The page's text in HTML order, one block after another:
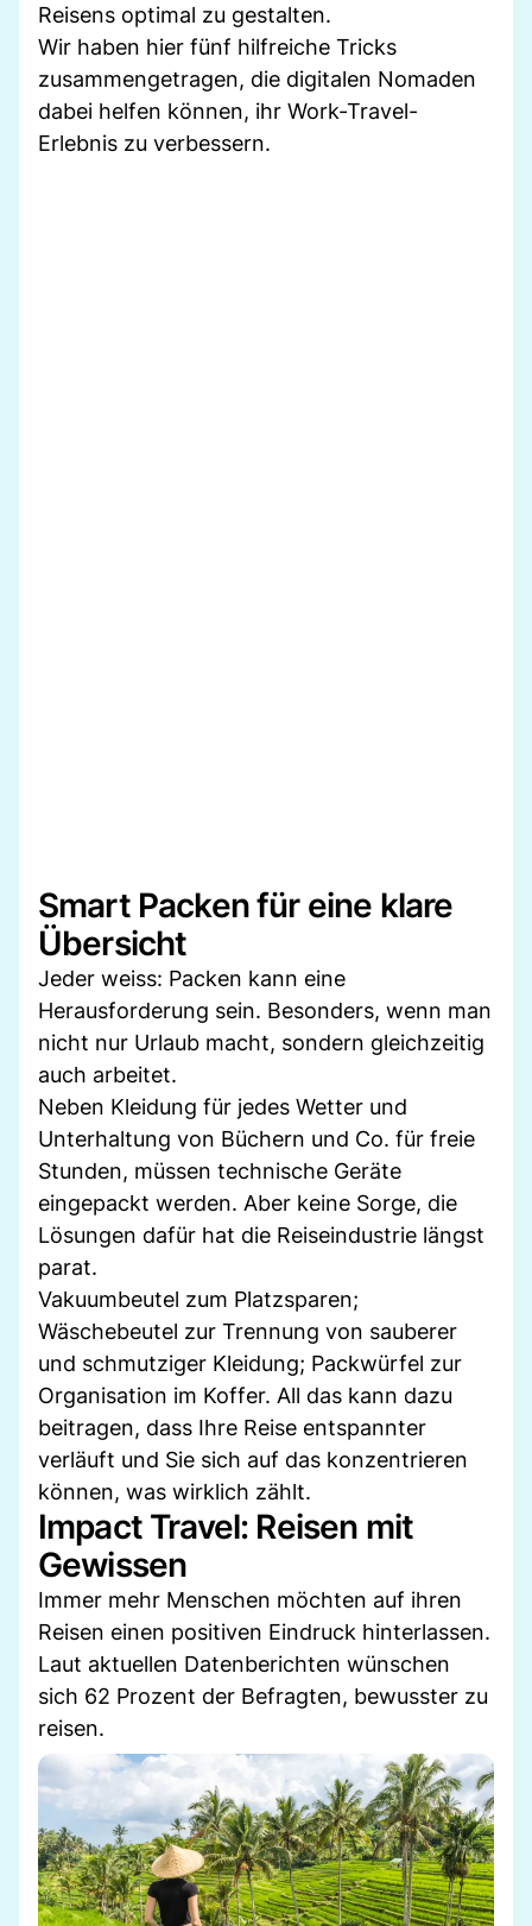
Reisens optimal zu gestalten.
Wir haben hier fünf hilfreiche Tricks
zusammengetragen, die digitalen Nomaden
dabei helfen können, ihr Work-Travel-
Erlebnis zu verbessern.
Smart Packen für eine klare
Übersicht
Jeder weiss: Packen kann eine
Herausforderung sein. Besonders, wenn man
nicht nur Urlaub macht, sondern gleichzeitig
auch arbeitet.
Neben Kleidung für jedes Wetter und
Unterhaltung von Büchern und Co. für freie
Stunden, müssen technische Geräte
eingepackt werden. Aber keine Sorge, die
Lösungen dafür hat die Reiseindustrie längst
parat.
Vakuumbeutel zum Platzsparen;
Wäschebeutel zur Trennung von sauberer
und schmutziger Kleidung; Packwürfel zur
Organisation im Koffer. All das kann dazu
beitragen, dass Ihre Reise entspannter
verläuft und Sie sich auf das konzentrieren
können, was wirklich zählt.
Impact Travel: Reisen mit
Gewissen
Immer mehr Menschen möchten auf ihren
Reisen einen positiven Eindruck hinterlassen.
Laut aktuellen Datenberichten wünschen
sich 62 Prozent der Befragten, bewusster zu
reisen.